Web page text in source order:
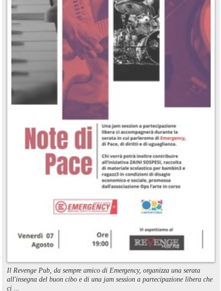
Il Revenge Pub, da sempre amico di Emergency, organizza una serata
all'insegna del buon cibo e di una jam session a partecipazione libera che
ci ...